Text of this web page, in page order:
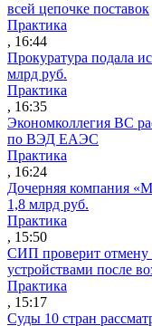
всей цепочке поставок
Практика
, 16:44
Прокуратура подала
млрд руб.
Практика
, 16:35
Экономколлегия ВС
по ВЭД ЕАЭС
Практика
, 16:24
Дочерняя компания
1,8 млрд руб.
Практика
, 15:50
СИП проверит отмену
устройствами после
Практика
, 15:17
Суды 10 стран